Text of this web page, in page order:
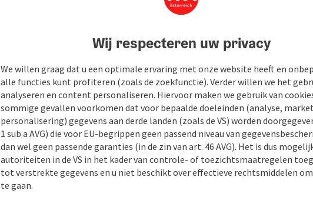
Wij respecteren uw privacy
We willen graag dat u een optimale ervaring met onze website heeft en
alle functies kunt profiteren (zoals de zoekfunctie). Verder willen we het
analyseren en content personaliseren. Hiervoor maken we gebruik van
sommige gevallen voorkomen dat voor bepaalde doeleinden (analyse,
personalisering) gegevens aan derde landen (zoals de VS) worden
1 sub a AVG) die voor EU-begrippen geen passend niveau van
dan wel geen passende garanties (in de zin van art. 46 AVG). Het is dus
autoriteiten in de VS in het kader van controle- of toezichtsmaatregelen
tot verstrekte gegevens en u niet beschikt over effectieve rechtsmiddelen
te gaan.